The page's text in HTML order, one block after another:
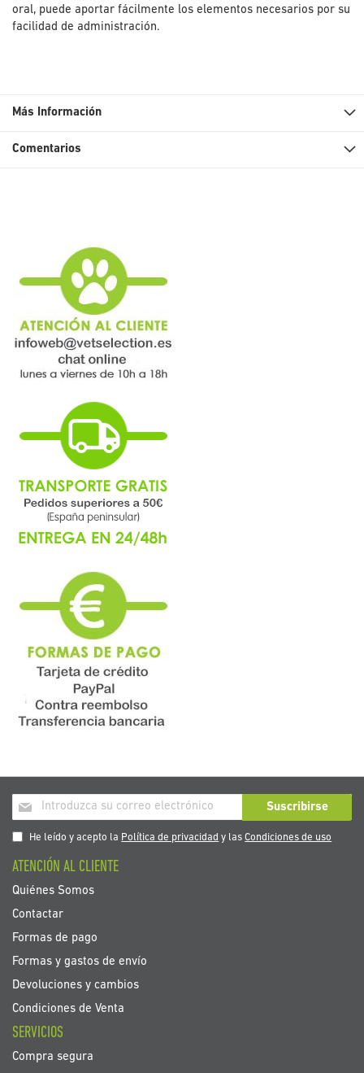
oral, puede aportar fácilmente los elementos necesarios por su
facilidad de administración.
Más Información
Comentarios
Inscríbase
a
nuestro
de
noticias:
Suscribirse
He leído y acepto la Política de privacidad y lasCondiciones de uso
ATENCIÓN AL CLIENTE
Quiénes Somos
Contactar
Formas de pago
Formas y gastos de envío
Devoluciones y cambios
Condiciones de Venta
SERVICIOS
Compra segura